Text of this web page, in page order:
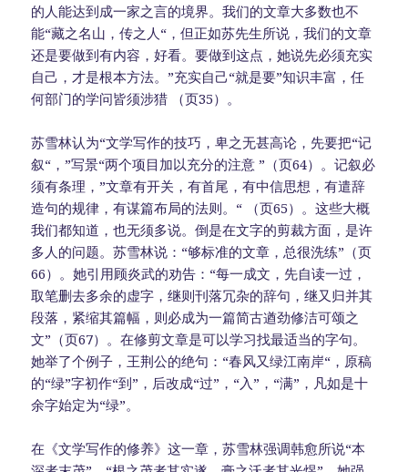
的人能达到成一家之言的境界。我们的文章大多数也不
能“藏之名山，传之人“，但正如苏先生所说，我们的文章
还是要做到有内容，好看。要做到这点，她说先必须充实
自己，才是根本方法。”充实自己“就是要”知识丰富，任
何部门的学问皆须涉猎 （页35）。
苏雪林认为“文学写作的技巧，卑之无甚高论，先要把“记
叙“，”写景“两个项目加以充分的注意 ”（页64）。记叙必
须有条理，”文章有开关，有首尾，有中信思想，有遣辞
造句的规律，有谋篇布局的法则。“ （页65）。这些大概
我们都知道，也无须多说。倒是在文字的剪裁方面，是许
多人的问题。苏雪林说：“够标准的文章，总很洗练”（页
66）。她引用顾炎武的劝告：“每一成文，先自读一过，
取笔删去多余的虚字，继则刊落冗杂的辞句，继又归并其
段落，紧缩其篇幅，则必成为一篇简古遒劲修洁可颂之
文”（页67）。在修剪文章是可以学习找最适当的字句。
她举了个例子，王荆公的绝句：“春风又绿江南岸“，原稿
的“绿”字初作“到”，后改成“过”，“入”，“满”，凡如是十
余字始定为“绿”。
在《文学写作的修养》这一章，苏雪林强调韩愈所说“本